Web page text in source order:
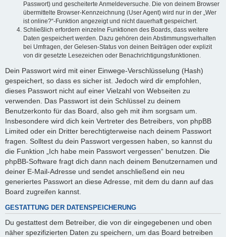
Passwort) und gescheiterte Anmeldeversuche. Die von deinem Browser
übermittelte Browser-Kennzeichnung (User Agent) wird nur in der „Wer
ist online?“-Funktion angezeigt und nicht dauerhaft gespeichert.
Schließlich erfordern einzelne Funktionen des Boards, dass weitere
Daten gespeichert werden. Dazu gehören dein Abstimmungsverhalten
bei Umfragen, der Gelesen-Status von deinen Beiträgen oder explizit
von dir gesetzte Lesezeichen oder Benachrichtigungsfunktionen.
Dein Passwort wird mit einer Einwege-Verschlüsselung (Hash)
gespeichert, so dass es sicher ist. Jedoch wird dir empfohlen,
dieses Passwort nicht auf einer Vielzahl von Webseiten zu
verwenden. Das Passwort ist dein Schlüssel zu deinem
Benutzerkonto für das Board, also geh mit ihm sorgsam um.
Insbesondere wird dich kein Vertreter des Betreibers, von phpBB
Limited oder ein Dritter berechtigterweise nach deinem Passwort
fragen. Solltest du dein Passwort vergessen haben, so kannst du
die Funktion „Ich habe mein Passwort vergessen“ benutzen. Die
phpBB-Software fragt dich dann nach deinem Benutzernamen und
deiner E-Mail-Adresse und sendet anschließend ein neu
generiertes Passwort an diese Adresse, mit dem du dann auf das
Board zugreifen kannst.
GESTATTUNG DER DATENSPEICHERUNG
Du gestattest dem Betreiber, die von dir eingegebenen und oben
näher spezifizierten Daten zu speichern, um das Board betreiben